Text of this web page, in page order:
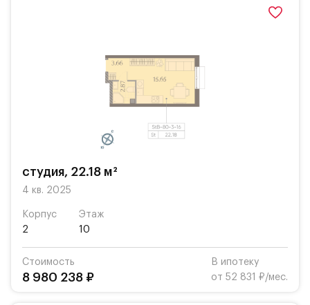
студия, 22.18 м²
4 кв. 2025
Корпус
2
Этаж
10
Стоимость
8 980 238 ₽
В ипотеку
от 52 831 ₽/мес.